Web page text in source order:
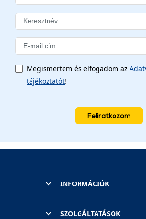
Megismertem és elfogadom az
tájékoztatót!
Feliratkozom
INFORMÁCIÓK
SZOLGÁLTATÁSOK